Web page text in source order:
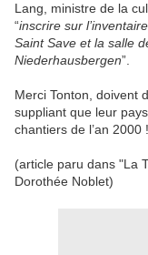
Lang, ministre de la
“inscrire sur
Saint Save et la salle
Niederhausbergen”.
Merci Tonton, doivent
suppliant que leur
chantiers de l’an 2000 !
(article paru dans "La
Dorothée Noblet)